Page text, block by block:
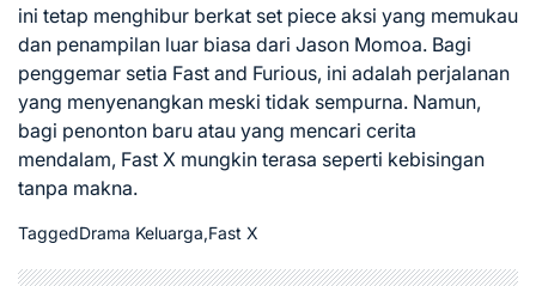
ini tetap menghibur berkat set piece aksi yang memukau
dan penampilan luar biasa dari Jason Momoa. Bagi
penggemar setia Fast and Furious, ini adalah perjalanan
yang menyenangkan meski tidak sempurna. Namun,
bagi penonton baru atau yang mencari cerita
mendalam, Fast X mungkin terasa seperti kebisingan
tanpa makna.
TaggedDrama Keluarga,Fast X